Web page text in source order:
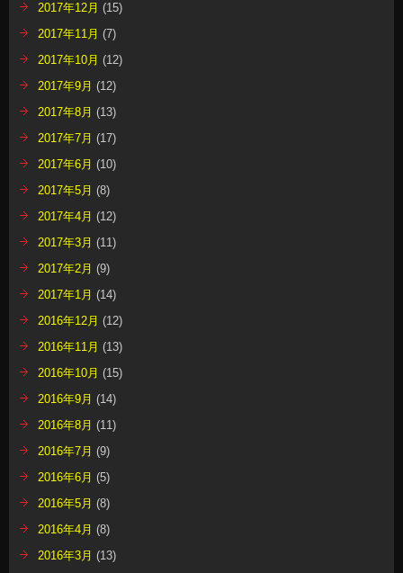
2017年12月 (15)
2017年11月 (7)
2017年10月 (12)
2017年9月 (12)
2017年8月 (13)
2017年7月 (17)
2017年6月 (10)
2017年5月 (8)
2017年4月 (12)
2017年3月 (11)
2017年2月 (9)
2017年1月 (14)
2016年12月 (12)
2016年11月 (13)
2016年10月 (15)
2016年9月 (14)
2016年8月 (11)
2016年7月 (9)
2016年6月 (5)
2016年5月 (8)
2016年4月 (8)
2016年3月 (13)